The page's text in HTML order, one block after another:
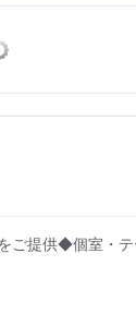
ご提供◆個室・